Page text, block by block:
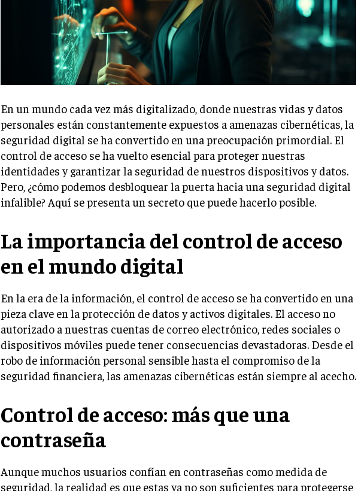
En un mundo cada vez más digitalizado, donde nuestras vidas y datos
personales están constantemente expuestos a amenazas cibernéticas, la
seguridad digital se ha convertido en una preocupación primordial. El
control de acceso se ha vuelto esencial para proteger nuestras
identidades y garantizar la seguridad de nuestros dispositivos y datos.
Pero, ¿cómo podemos desbloquear la puerta hacia una seguridad digital
infalible? Aquí se presenta un secreto que puede hacerlo posible.
La importancia del control de acceso
en el mundo digital
En la era de la información, el control de acceso se ha convertido en una
pieza clave en la protección de datos y activos digitales. El acceso no
autorizado a nuestras cuentas de correo electrónico, redes sociales o
dispositivos móviles puede tener consecuencias devastadoras. Desde el
robo de información personal sensible hasta el compromiso de la
seguridad financiera, las amenazas cibernéticas están siempre al acecho.
Control de acceso: más que una
contraseña
Aunque muchos usuarios confían en contraseñas como medida de
seguridad, la realidad es que estas ya no son suficientes para protegerse